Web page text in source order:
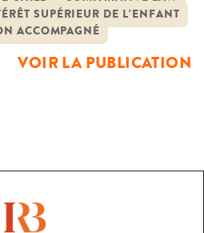
toujours plus vaste et
lourds de conséquences pour
SUPÉRIEUR DE L'ENFANT
ACCOMPAGNÉ
VOIR LA PUBLICATION